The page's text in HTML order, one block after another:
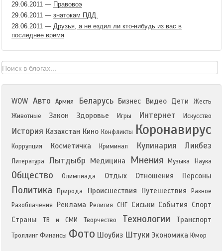
29.06.2011 — Правовоэ
29.06.2011 — знатокам ПДД.
28.06.2011 — Друзья, а не ездил ли кто-нибудь из вас в
последнее время
WOW Авто Армия Беларусь Бизнес Видео Дети
Жесть
Животные
Закон Здоровье Игры Интернет Искусство
История Казахстан Кино Конфликты Коронавирус
Коррупция Косметичка Криминал Кулинария Ликбез
Литература Лытдыбр Медицина Мнения Музыка Наука
Общество Олимпиада Отдых Отношения Персоны
Политика Природа Происшествия Путешествия
Разное
Разоблачения
Реклама Религия СНГ Сиськи События Спорт
Страны
ТВ и СМИ Творчество Технологии Транспорт
Троллинг Финансы Фото Шоубиз Штуки Экономика Юмор